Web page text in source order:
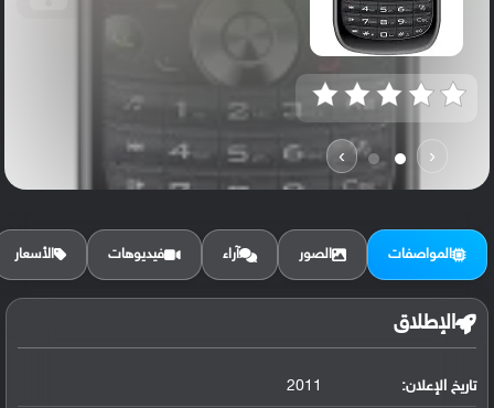
‹
›
المواصفات الصور آراء فيديوهات الأسعار
الإطلاق
تاريخ الإعلان: 2011